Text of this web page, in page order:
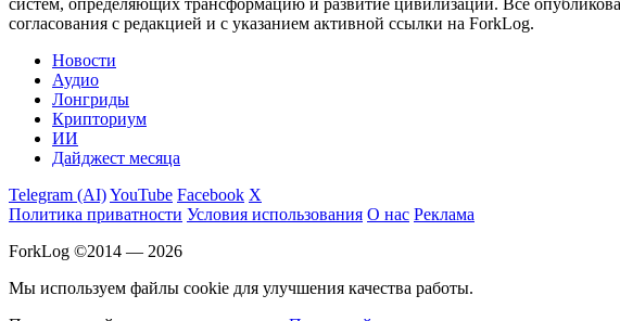
согласования с редакцией и с указанием активной ссылки на ForkLog.
Новости
Аудио
Лонгриды
Крипториум
ИИ
Дайджест месяца
Telegram (AI)YouTube Facebook X
Политика приватности Условия использования О нас Реклама
ForkLog ©2014 — 2026
Мы используем файлы cookie для улучшения качества работы.